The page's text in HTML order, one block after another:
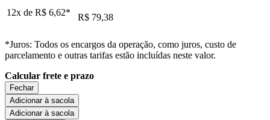
12x de R$ 6,62* R$ 79,38
*Juros: Todos os encargos da operação, como juros, custo de
parcelamento e outras tarifas estão incluídas neste valor.
Calcular frete e prazo
Fechar
Adicionar à sacola
Adicionar à sacola